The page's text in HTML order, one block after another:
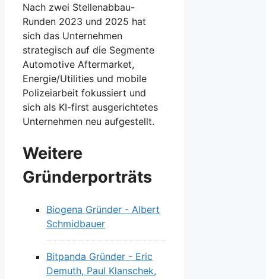
Nach zwei Stellenabbau-
Runden 2023 und 2025 hat
sich das Unternehmen
strategisch auf die Segmente
Automotive Aftermarket,
Energie/Utilities und mobile
Polizeiarbeit fokussiert und
sich als KI-first ausgerichtetes
Unternehmen neu aufgestellt.
Weitere
Gründerporträts
Biogena Gründer - Albert
Schmidbauer
Bitpanda Gründer - Eric
Demuth, Paul Klanschek,